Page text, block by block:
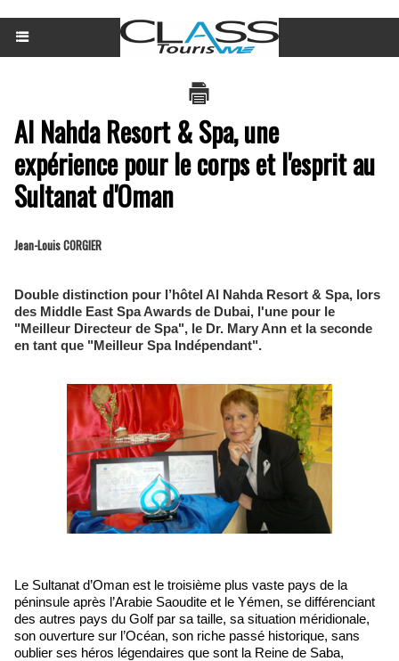
Al Nahda Resort & Spa, une
expérience pour le corps et l'esprit au
Sultanat d'Oman
Jean-Louis CORGIER
Double distinction pour l’hôtel Al Nahda Resort & Spa, lors
des Middle East Spa Awards de Dubai, l'une pour le
"Meilleur Directeur de Spa", le Dr. Mary Ann et la seconde
en tant que "Meilleur Spa Indépendant".
Le Sultanat d’Oman est le troisième plus vaste pays de la
péninsule après l’Arabie Saoudite et le Yémen, se différenciant
des autres pays du Golf par sa taille, sa situation méridionale,
son ouverture sur l’Océan, son riche passé historique, sans
oublier ses héros légendaires que sont la Reine de Saba,